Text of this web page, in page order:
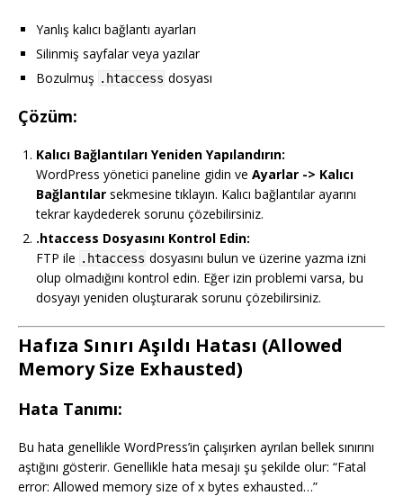
Yanlış kalıcı bağlantı ayarları
Silinmiş sayfalar veya yazılar
Bozulmuş .htaccess dosyası
Çözüm:
Kalıcı Bağlantıları Yeniden Yapılandırın:
WordPress yönetici paneline gidin ve Ayarlar -> Kalıcı
Bağlantılar sekmesine tıklayın. Kalıcı bağlantılar ayarını
tekrar kaydederek sorunu çözebilirsiniz.
.htaccess Dosyasını Kontrol Edin:
FTP ile .htaccess dosyasını bulun ve üzerine yazma izni
olup olmadığını kontrol edin. Eğer izin problemi varsa, bu
dosyayı yeniden oluşturarak sorunu çözebilirsiniz.
Hafıza Sınırı Aşıldı Hatası (Allowed
Memory Size Exhausted)
Hata Tanımı:
Bu hata genellikle WordPress’in çalışırken ayrılan bellek sınırını
aştığını gösterir. Genellikle hata mesajı şu şekilde olur: “Fatal
error: Allowed memory size of x bytes exhausted…”